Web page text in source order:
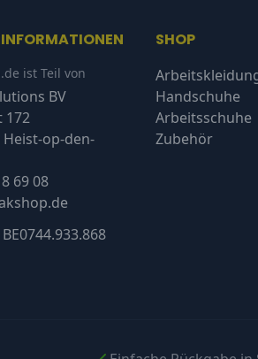
ist Teil von
BV
172
Heist-op-den-
69 08
BE0744.933.868
SHOP
Handschuhe
Arbeitsschuhe
Zubehör